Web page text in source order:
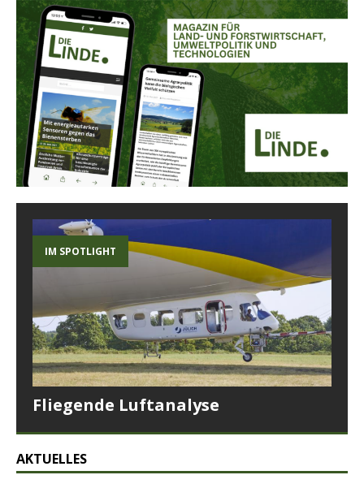
IM SPOTLIGHT
Fliegende Luftanalyse
AKTUELLES